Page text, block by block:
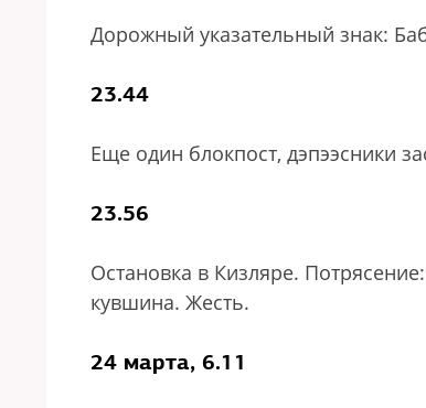
Дорожный указательный знак:
23.44
Еще один блокпост, дэпээсники
23.56
Остановка в Кизляре.
кувшина. Жесть.
24 марта, 6.11